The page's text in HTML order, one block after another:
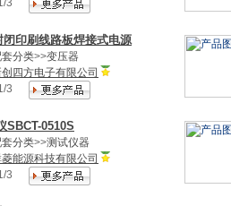
3
闭印刷线路板焊接式电源
分类>>变压器
四方电子有限公司
3
SBCT-0510S
分类>>测试仪器
能源科技有限公司
3